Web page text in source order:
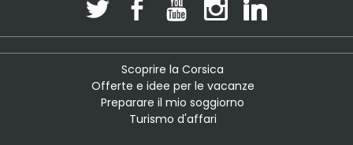
Scoprire la Corsica
Offerte e idee per le vacanze
Preparare il mio soggiorno
Turismo d'affari